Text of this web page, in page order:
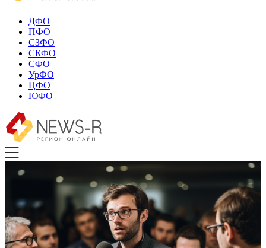
ДФО
ПФО
СЗФО
СКФО
СФО
УрФО
ЦФО
ЮФО